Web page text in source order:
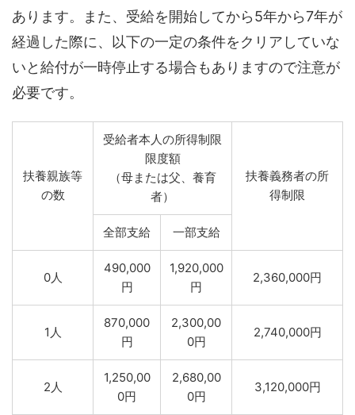
あります。また、受給を開始してから5年から7年が
経過した際に、以下の一定の条件をクリアしていな
いと給付が一時停止する場合もありますので注意が
必要です。
扶養親族等
の数
受給者本人の所得制限
限度額
（母または父、養育
者）
扶養義務者の所
得制限
全部支給 一部支給
0人
490,000
円
1,920,000
円
2,360,000円
1人
870,000
円
2,300,00
0円
2,740,000円
2人
1,250,00
0円
2,680,00
0円
3,120,000円